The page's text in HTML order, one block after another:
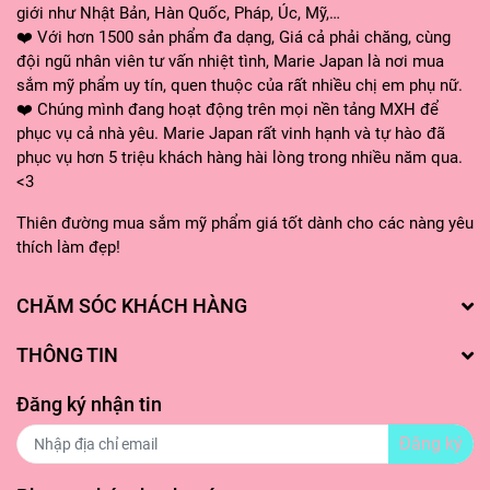
giới như Nhật Bản, Hàn Quốc, Pháp, Úc, Mỹ,…
❤️ Với hơn 1500 sản phẩm đa dạng, Giá cả phải chăng, cùng
đội ngũ nhân viên tư vấn nhiệt tình, Marie Japan là nơi mua
sắm mỹ phẩm uy tín, quen thuộc của rất nhiều chị em phụ nữ.
❤️ Chúng mình đang hoạt động trên mọi nền tảng MXH để
phục vụ cả nhà yêu. Marie Japan rất vinh hạnh và tự hào đã
phục vụ hơn 5 triệu khách hàng hài lòng trong nhiều năm qua.
<3
Thiên đường mua sắm mỹ phẩm giá tốt dành cho các nàng yêu
thích làm đẹp!
CHĂM SÓC KHÁCH HÀNG
THÔNG TIN
Đăng ký nhận tin
Đăng ký